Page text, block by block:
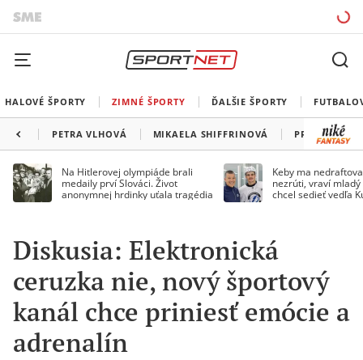
HALOVÉ ŠPORTY ZIMNÉ ŠPORTY ĎALŠIE ŠPORTY
PETRA VLHOVÁ MIKAELA SHIFFRINOVÁ PROGRAM SP
Na Hitlerovej olympiáde brali
medaily prví Slováci. Život
anonymnej hrdinky uťala tragédia
Keby ma
nezrúti, vraví mladý
chcel sedieť vedľa
Diskusia: Elektronická
ceruzka nie, nový športový
kanál chce priniesť emócie a
adrenalín